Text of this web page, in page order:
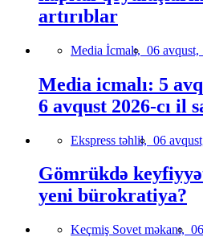
artırıblar
Media İcmalı, 06 avqust,
Media icmalı: 5
6 avqust 2026-cı il
Ekspress təhlil, 06
Gömrükdə
yeni bürokratiya?
Keçmiş Sovet məkanı,